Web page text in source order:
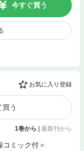
今すぐ買う
お気に入り登録
う
1巻から | 最新刊から
コミック付＞